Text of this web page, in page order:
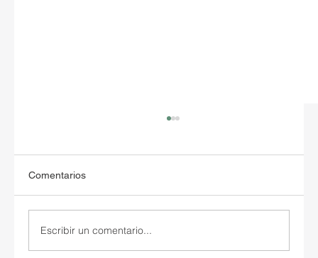
Comentarios
Escribir un comentario...